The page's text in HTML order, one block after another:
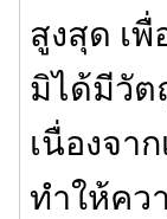
สูงสุด เ
มิได้มีวัต
เนื่องจา
ทำให้คว